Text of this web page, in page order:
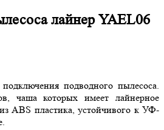
лайнер YAEL06
подводного пылесоса.
чаша которых имеет лайнерное
ABS пластика, устойчивого к УФ-